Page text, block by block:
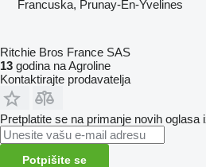
Francuska, Prunay-En-Yvelines
Ritchie Bros France SAS
13 godina na Agroline
Kontaktirajte prodavatelja
Pretplatite se na primanje novih oglasa
Potpišite se